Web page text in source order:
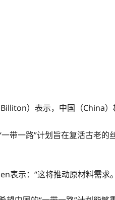
）表示，中国（China
带一路”计划旨在复活古老
表示：“这将推动原材料需求